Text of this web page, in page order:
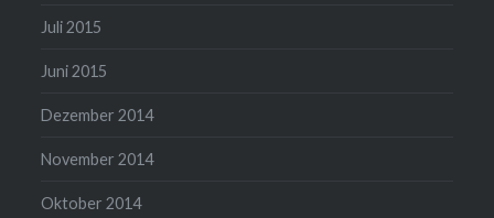
Juli 2015
Juni 2015
Dezember 2014
November 2014
Oktober 2014